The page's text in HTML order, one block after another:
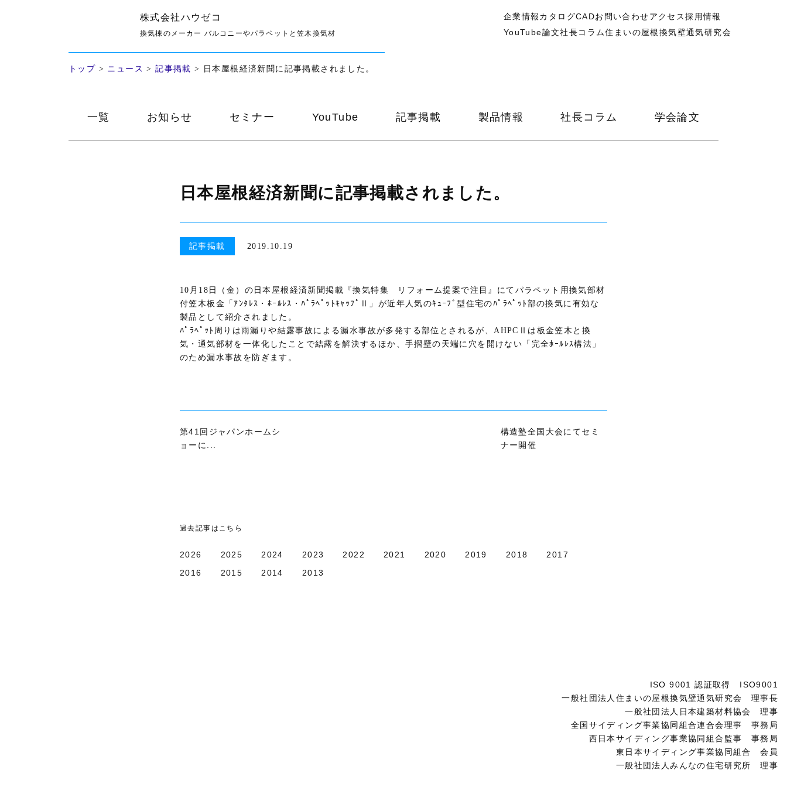
株式会社ハウゼコ
換気棟のメーカー バルコニーやパラペットと笠木換気材
企業情報カタログCADお問い合わせアクセス採用情報
YouTube論文社長コラム住まいの屋根換気壁通気研究会
記事掲載
トップ > ニュース >記事掲載 > 日本屋根経済新聞に記事掲載されました。
一覧 お知らせ セミナー YouTube 記事掲載 製品情報 社長コラム 学会論文
日本屋根経済新聞に記事掲載されました。
記事掲載 2019.10.19
10月18日（金）の日本屋根経済新聞掲載『換気特集 リフォーム提案で注目』にてパラペット用換気部材
付笠木板金「ｱﾝﾀﾚｽ・ﾎｰﾙﾚｽ・ﾊﾟﾗﾍﾟｯﾄｷｬｯﾌﾟⅡ」が近年人気のｷｭｰﾌﾞ型住宅のﾊﾟﾗﾍﾟｯﾄ部の換気に有効な
製品として紹介されました。
ﾊﾟﾗﾍﾟｯﾄ周りは雨漏りや結露事故による漏水事故が多発する部位とされるが、AHPCⅡは板金笠木と換
気・通気部材を一体化したことで結露を解決するほか、手摺壁の天端に穴を開けない「完全ﾎｰﾙﾚｽ構法」
のため漏水事故を防ぎます。
第41回ジャパンホームシ
ョーに...
構造塾全国大会にてセミ
ナー開催
過去記事はこちら
2026 2025 2024 2023 2022 2021 2020 2019 2018
2017
2016
2015 2014 2013
ISO 9001 認証取得 ISO9001
一般社団法人住まいの屋根換気壁通気研究会 理事長
一般社団法人日本建築材料協会 理事
全国サイディング事業協同組合連合会理事 事務局
西日本サイディング事業協同組合監事 事務局
東日本サイディング事業協同組合 会員
一般社団法人みんなの住宅研究所 理事